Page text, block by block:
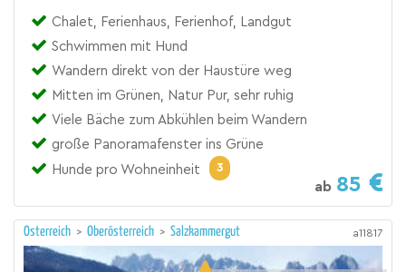
Chalet, Ferienhaus, Ferienhof, Landgut
Schwimmen mit Hund
Wandern direkt von der Haustüre weg
Mitten im Grünen, Natur Pur, sehr ruhig
Viele Bäche zum Abkühlen beim Wandern
große Panoramafenster ins Grüne
Hunde pro Wohneinheit
3
ab 85
Österreich > Oberösterreich > Salzkammergut a11817